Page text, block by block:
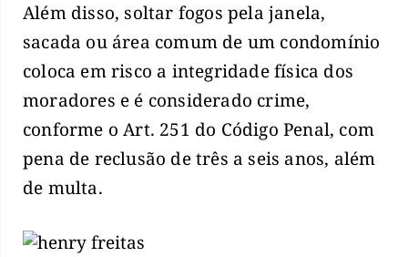
Além disso, soltar fogos pela janela,
sacada ou área comum de um condomínio
coloca em risco a integridade física dos
moradores e é considerado crime,
conforme o Art. 251 do Código Penal, com
pena de reclusão de três a seis anos, além
de multa.